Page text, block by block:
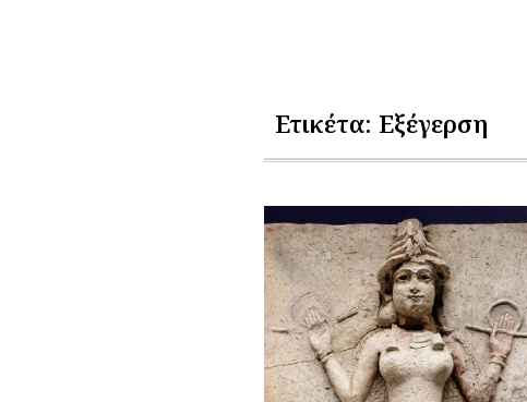
Ετικέτα: Εξέγερση